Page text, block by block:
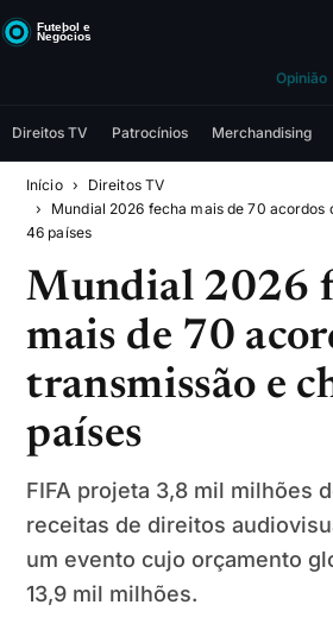
Opinião
Direitos TV Patrocínios Merchandising
Início
Direitos TV
Mundial 2026 fecha mais de 70 acordos
46 países
Mundial 2026
mais de 70
transmissão e
países
FIFA projeta 3,8 mil milhões
receitas de direitos
um evento cujo orçamento
13,9 mil milhões.